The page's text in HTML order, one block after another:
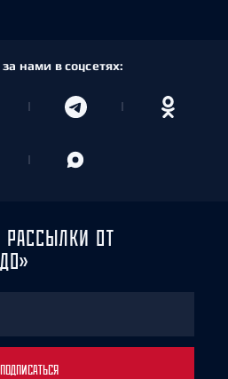
нами в соцсетях:
ОТ
ПОДПИСАТЬСЯ